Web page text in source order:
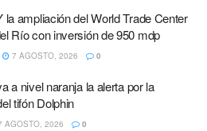
la ampliación del World Trade Center
Río con inversión de 950 mdp
7 AGOSTO, 2026 0
a nivel naranja la alerta por la
tifón Dolphin
AGOSTO, 2026 0